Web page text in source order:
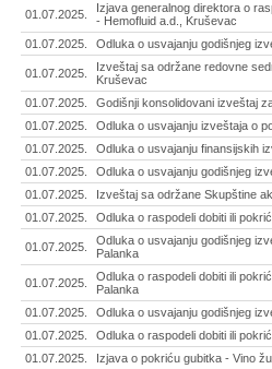
01.07.2025.
Izjava generalnog direktora o
- Hemofluid a.d., Kruševac
01.07.2025.
Odluka o usvajanju godišnjeg
01.07.2025.
Izveštaj sa održane redovne
Kruševac
01.07.2025.
Godišnji konsolidovani izveštaj
01.07.2025.
Odluka o usvajanju izveštaja o
01.07.2025.
Odluka o usvajanju finansijskih
01.07.2025.
Odluka o usvajanju godišnjeg
01.07.2025.
Izveštaj sa održane Skupštine
01.07.2025.
Odluka o raspodeli dobiti ili
01.07.2025.
Odluka o usvajanju godišnjeg
Palanka
01.07.2025.
Odluka o raspodeli dobiti ili
Palanka
01.07.2025.
Odluka o usvajanju godišnjeg
01.07.2025.
Odluka o raspodeli dobiti ili
01.07.2025.
Izjava o pokriću gubitka - Vino